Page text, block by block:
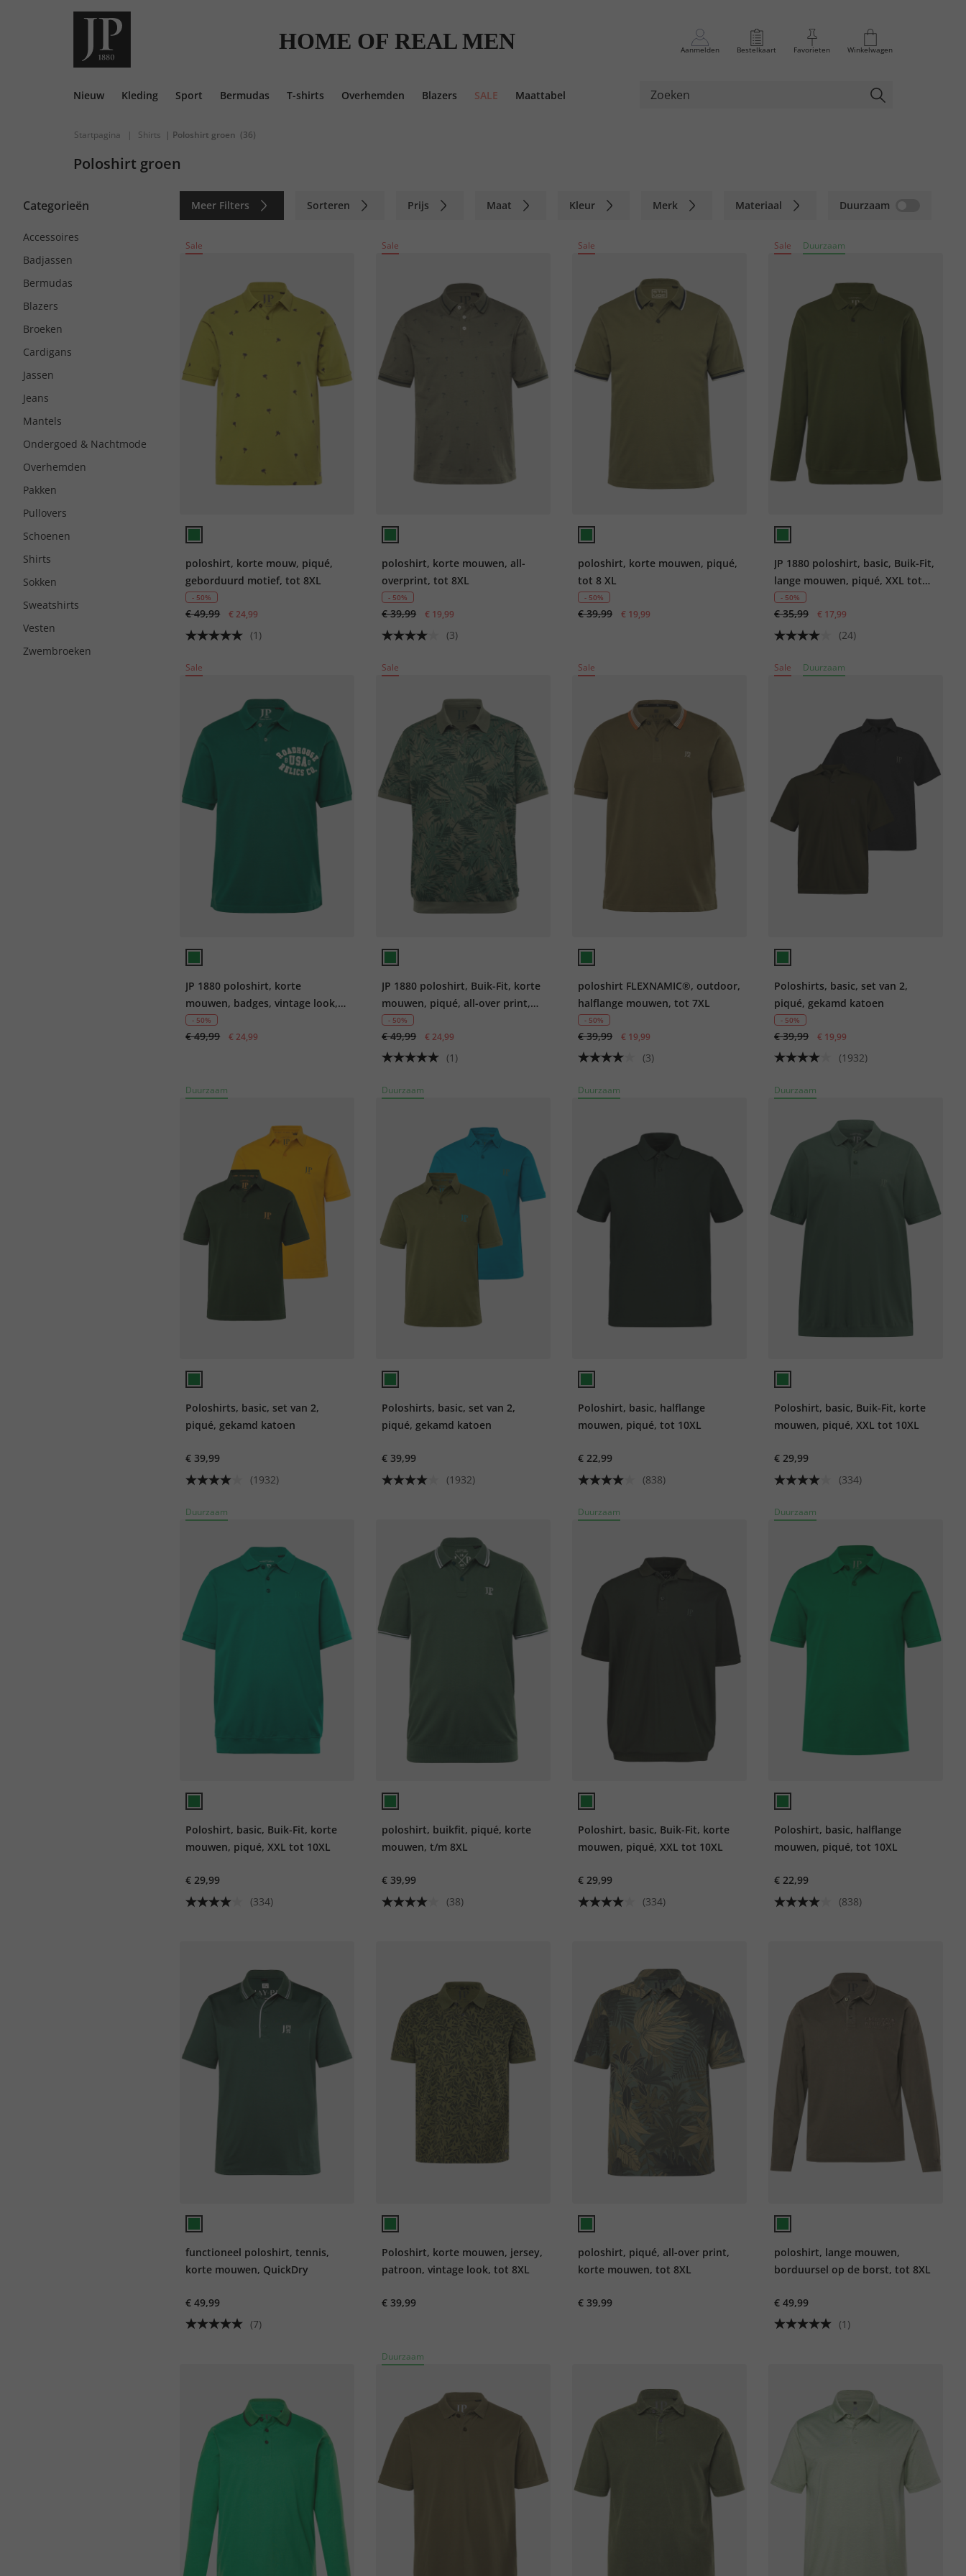
HOME OF REAL MEN Aanmelden Bestelkaart Favorieten Winkelwagen
Nieuw Kleding Sport Bermudas T-shirts Overhemden Blazers SALE Maattabel
Startpagina | Shirts | Poloshirt groen (36)
Poloshirt groen
Categorieën Meer Filters Sorteren Prijs Maat Kleur Merk Materiaal Duurzaam
Accessoires
Badjassen
Bermudas
Blazers
Broeken
Cardigans
Jassen
Jeans
Mantels
Ondergoed & Nachtmode
Overhemden
Pakken
Pullovers
Schoenen
Shirts
Sokken
Sweatshirts
Vesten
Zwembroeken
Sale
poloshirt, korte mouw, piqué,
geborduurd motief, tot 8XL
- 50%
€ 49,99 € 24,99
(1)
Sale
poloshirt, korte mouwen, all-
overprint, tot 8XL
- 50%
€ 39,99 € 19,99
(3)
Sale
poloshirt, korte mouwen, piqué,
tot 8 XL
- 50%
€ 39,99 € 19,99
Sale Duurzaam
JP 1880 poloshirt, basic, Buik-Fit,
lange mouwen, piqué, XXL tot
8XL
- 50%
€ 35,99 € 17,99
(24)
Sale
JP 1880 poloshirt, korte
mouwen, badges, vintage look,
tot 8XL
- 50%
€ 49,99 € 24,99
Sale
JP 1880 poloshirt, Buik-Fit, korte
mouwen, piqué, all-over print,
XXL tot 8XL
- 50%
€ 49,99 € 24,99
(1)
Sale
poloshirt FLEXNAMIC®, outdoor,
halflange mouwen, tot 7XL
- 50%
€ 39,99 € 19,99
(3)
Sale Duurzaam
Poloshirts, basic, set van 2,
piqué, gekamd katoen
- 50%
€ 39,99 € 19,99
(1932)
Duurzaam
Poloshirts, basic, set van 2,
piqué, gekamd katoen
€ 39,99
(1932)
Duurzaam
Poloshirts, basic, set van 2,
piqué, gekamd katoen
€ 39,99
(1932)
Duurzaam
Poloshirt, basic, halflange
mouwen, piqué, tot 10XL
€ 22,99
(838)
Duurzaam
Poloshirt, basic, Buik-Fit, korte
mouwen, piqué, XXL tot 10XL
€ 29,99
(334)
Duurzaam
Poloshirt, basic, Buik-Fit, korte
mouwen, piqué, XXL tot 10XL
€ 29,99
(334)
poloshirt, buikfit, piqué, korte
mouwen, t/m 8XL
€ 39,99
(38)
Duurzaam
Poloshirt, basic, Buik-Fit, korte
mouwen, piqué, XXL tot 10XL
€ 29,99
(334)
Duurzaam
Poloshirt, basic, halflange
mouwen, piqué, tot 10XL
€ 22,99
(838)
functioneel poloshirt, tennis,
korte mouwen, QuickDry
€ 49,99
(7)
Poloshirt, korte mouwen, jersey,
patroon, vintage look, tot 8XL
€ 39,99
poloshirt, piqué, all-over print,
korte mouwen, tot 8XL
€ 39,99
poloshirt, lange mouwen,
borduursel op de borst, tot 8XL
€ 49,99
(1)
Duurzaam